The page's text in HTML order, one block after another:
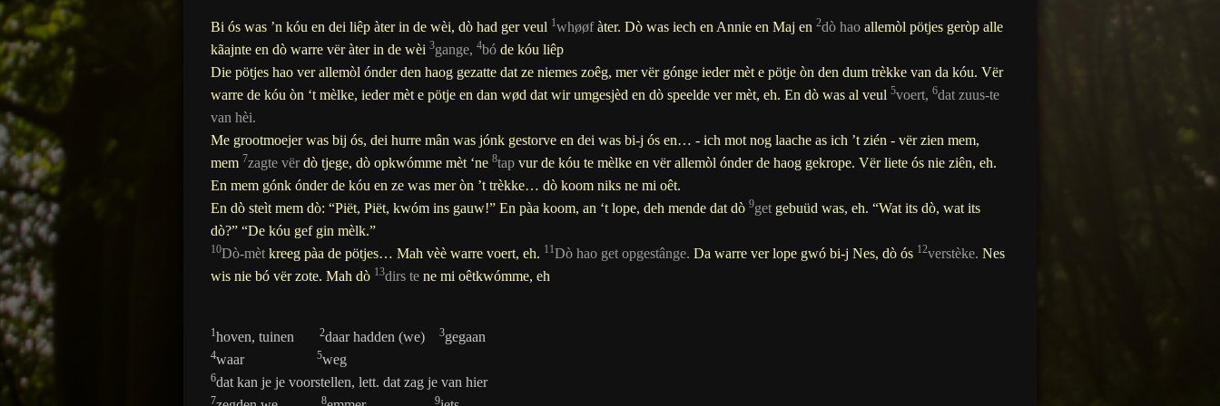
Bi ós was ’n kóu en dei liêp àter in de wèi, dò had ger veul 1whøøf àter. Dò was iech en Annie en Maj en 2dò hao allemòl pötjes geròp alle
kãajnte en dò warre vër àter in de wèi 3gange, 4bó de kóu liêp
Die pötjes hao ver allemòl ónder den haog gezatte dat ze niemes zoêg, mer vër gónge ieder mèt e pötje òn den dum trèkke van da kóu. Vër
warre de kóu òn ‘t mèlke, ieder mèt e pötje en dan wød dat wirumgesjèd en dò speelde ver mèt, eh. En dò was al veul 5voert, 6dat zuus-te
van hèi.
Me grootmoejer was bij ós, dei hurre mân was jónk gestorve en dei was bi-j ós en… - ich mot nog laache as ich ’t zién - vër zien mem,
mem 7zagte vërdò tjege, dò opkwómme mèt ‘ne 8tap vur de kóu te mèlke en vër allemòl ónder de haog gekrope. Vër liete ós nie ziên, eh.
En mem gónk ónder de kóu en ze was mer òn ’t trèkke… dò koom niks ne mi oêt.
En dò steìt mem dò: “Piët, Piët, kwóm ins gauw!” En pàa koom, an ‘t lope, deh mende dat dò 9get gebuüd was, eh. “Wat its dò, wat its
dò?” “De kóu gef gin mèlk.”
10Dò-mèt kreeg pàa de pötjes… Mah vèè warre voert, eh. 11Dò hao get opgestânge. Da warre ver lope gwó bi-j Nes, dò ós 12verstèke. Nes
wis nie bó vër zote. Mah dò 13dirs te ne mi oêtkwómme, eh
1hoven, tuinen 2daar hadden (we) 3gegaan
4waar 5weg
6dat kan je je voorstellen, lett. dat zag je van hier
7 8 9